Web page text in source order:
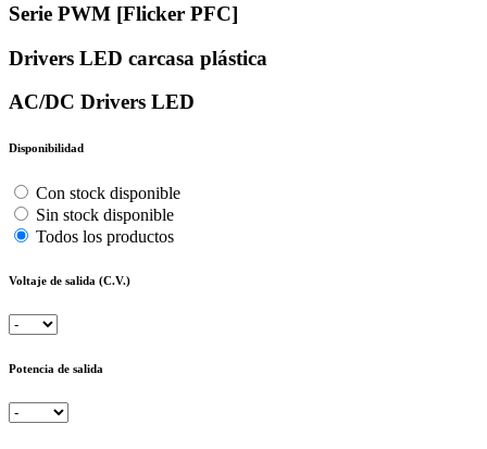
Serie PWM [Flicker PFC]
Drivers LED carcasa plástica
AC/DC Drivers LED
Disponibilidad
Con stock disponible
Sin stock disponible
Todos los productos
Voltaje de salida (C.V.)
Potencia de salida